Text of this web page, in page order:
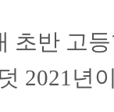
초반 고
2021년